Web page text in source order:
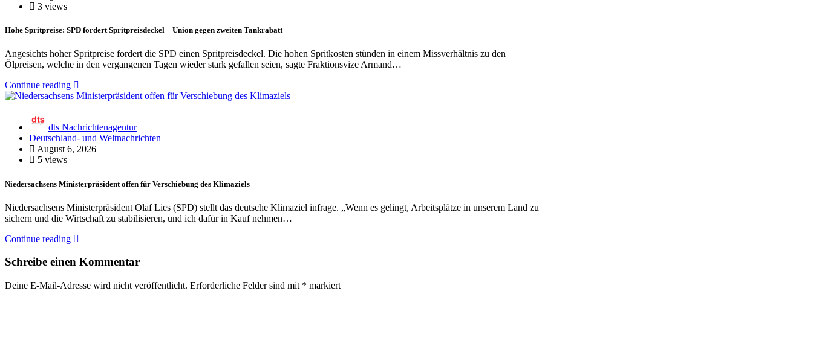
3 views
Hohe Spritpreise: SPD fordert Spritpreisdeckel – Union gegen zweiten Tankrabatt
Angesichts hoher Spritpreise fordert die SPD einen Spritpreisdeckel. Die hohen Spritkosten stünden in einem Missverhältnis zu den
Ölpreisen, welche in den vergangenen Tagen wieder stark gefallen seien, sagte Fraktionsvize Armand…
Continue reading
dts Nachrichtenagentur
Deutschland- und Weltnachrichten
August 6, 2026
5 views
Niedersachsens Ministerpräsident offen für Verschiebung des Klimaziels
Niedersachsens Ministerpräsident Olaf Lies (SPD) stellt das deutsche Klimaziel infrage. „Wenn es gelingt, Arbeitsplätze in unserem Land zu
sichern und die Wirtschaft zu stabilisieren, und ich dafür in Kauf nehmen…
Continue reading
Schreibe einen Kommentar
Deine E-Mail-Adresse wird nicht veröffentlicht. Erforderliche Felder sind mit * markiert